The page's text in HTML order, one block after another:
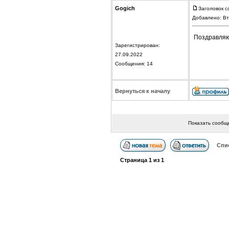
Gogich
Зарегистрирован:
27.09.2022
Сообщения: 14
Заголовок
Добавлено:
Вернуться к началу
Показать
Страница 1из 1